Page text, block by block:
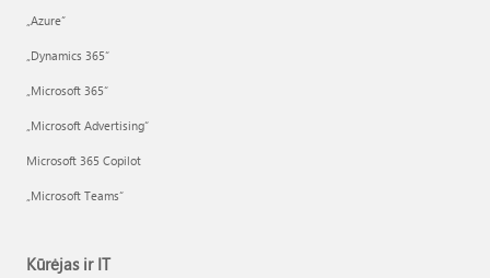
„Azure”
„Dynamics 365“
„Microsoft 365“
„Microsoft Advertising“
Microsoft 365 Copilot
„Microsoft Teams“
Kūrėjas ir IT